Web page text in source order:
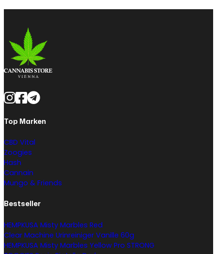
Top Marken
CBD Vital
Zoogies
Hash
Cannain
Mungo & Friends
Bestseller
HEMPKUSA Misty Marbles Red
Clear Machine Urinreiniger Vanille 60g
HEMPKUSA Misty Marbles Yellow Pro STRONG